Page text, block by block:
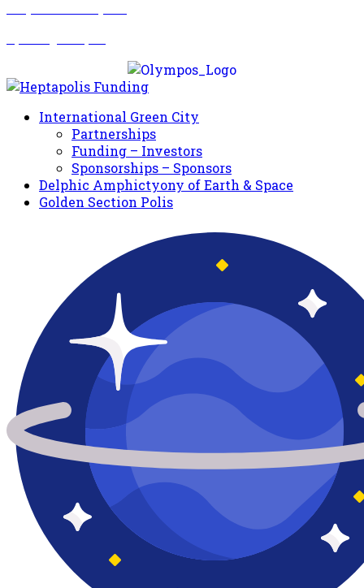
International Green City
Partnerships
Funding – Investors
Sponsorships – Sponsors
Delphic Amphictyony of Earth & Space
Golden Section Polis